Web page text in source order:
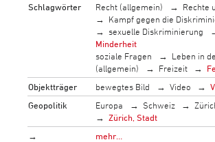
Schlagwörter
Recht (allgemein)
Rechte
Kampf gegen die
sexuelle Diskriminierung
Minderheit
soziale Fragen
Leben in
(allgemein)
Freizeit
Objektträger
bewegtes Bild Video
Geopolitik
Europa Schweiz
Zürich, Stadt
→
mehr…